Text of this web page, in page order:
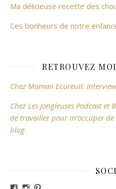
Ma délicieuse recette des
Ces bonheurs de notre
RETROUVEZ
Chez Maman Ecureuil:
Chez Les Jongleuses Podcast et
de travailler pour m’occuper
blog.
Voir le profil de
Voir le profil de